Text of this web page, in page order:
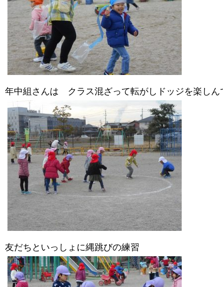
年中組さんは クラス混ざって転がしドッジを楽しん
友だちといっしょに縄跳びの練習